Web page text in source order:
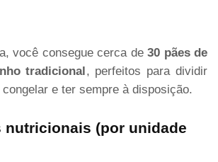
você consegue cerca de30 pães de
tradicional, perfeitos para dividir
e ter sempre à disposição.
nutricionais (por unidade